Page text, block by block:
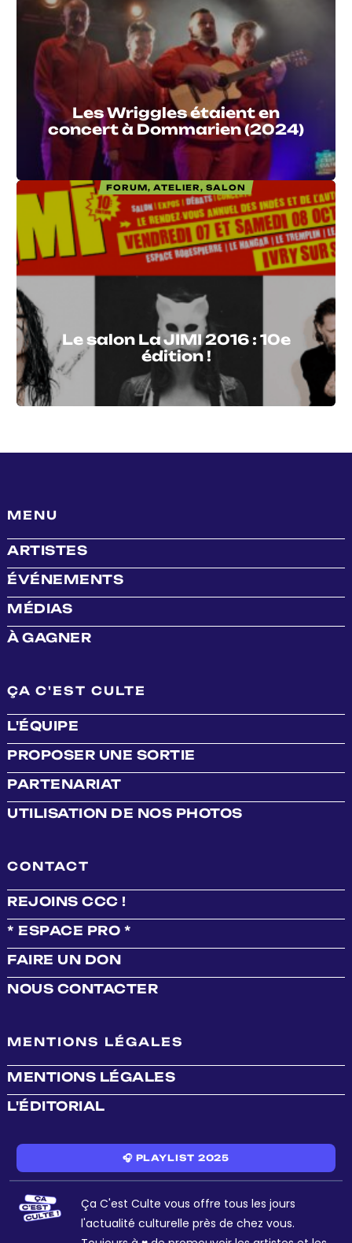
Les Wriggles étaient en
concert à Dommarien (2024)
FORUM, ATELIER, SALON
Le salon La JIMI 2016 : 10e
édition !
MENU
ARTISTES
ÉVÉNEMENTS
MÉDIAS
À GAGNER
ÇA C'EST CULTE
L'ÉQUIPE
PROPOSER UNE SORTIE
PARTENARIAT
UTILISATION DE NOS PHOTOS
CONTACT
REJOINS CCC !
* ESPACE PRO *
FAIRE UN DON
NOUS CONTACTER
MENTIONS LÉGALES
MENTIONS LÉGALES
L'ÉDITORIAL
🎧 PLAYLIST 2025
Ça C'est Culte vous offre tous les jours
l'actualité culturelle près de chez vous.